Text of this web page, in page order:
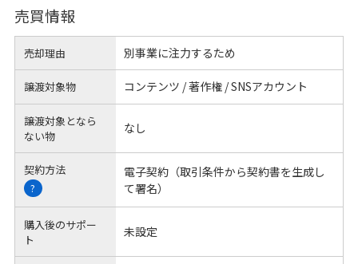
売買情報
売却理由 別事業に注力するため
譲渡対象物 コンテンツ / 著作権 / SNSアカウント
譲渡対象となら
ない物
なし
契約方法
?
電子契約（取引条件から契約書を生成し
て署名）
購入後のサポー
ト
未設定